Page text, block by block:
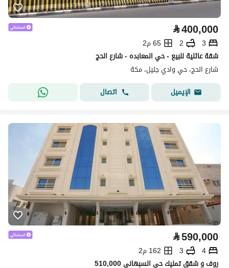
⃁400,000
3
2
65 م2
شقة عائلية للبيع - حي المعابده - شارع الحج
شارع الحج، حي وادي جليل، مكة
الإيميل
اتصال
⃁590,000
4
3
162 م2
روف و شقق تمليك حي السبهاني 510,000